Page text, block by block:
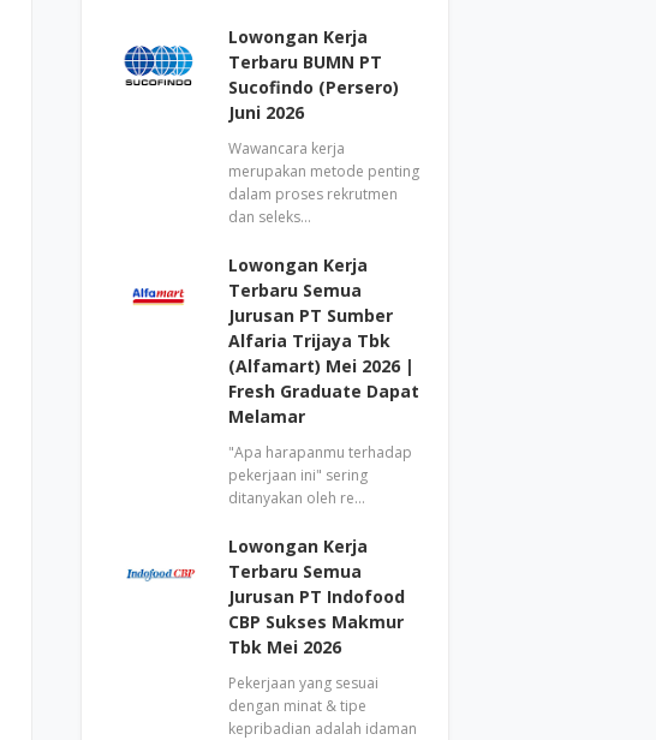
Lowongan Kerja
Terbaru BUMN PT
Sucofindo (Persero)
Juni 2026
Wawancara kerja
merupakan metode penting
dalam proses rekrutmen
dan seleks…
Lowongan Kerja
Terbaru Semua
Jurusan PT Sumber
Alfaria Trijaya Tbk
(Alfamart) Mei 2026 |
Fresh Graduate Dapat
Melamar
"Apa harapanmu terhadap
pekerjaan ini" sering
ditanyakan oleh re…
Lowongan Kerja
Terbaru Semua
Jurusan PT Indofood
CBP Sukses Makmur
Tbk Mei 2026
Pekerjaan yang sesuai
dengan minat & tipe
kepribadian adalah idaman